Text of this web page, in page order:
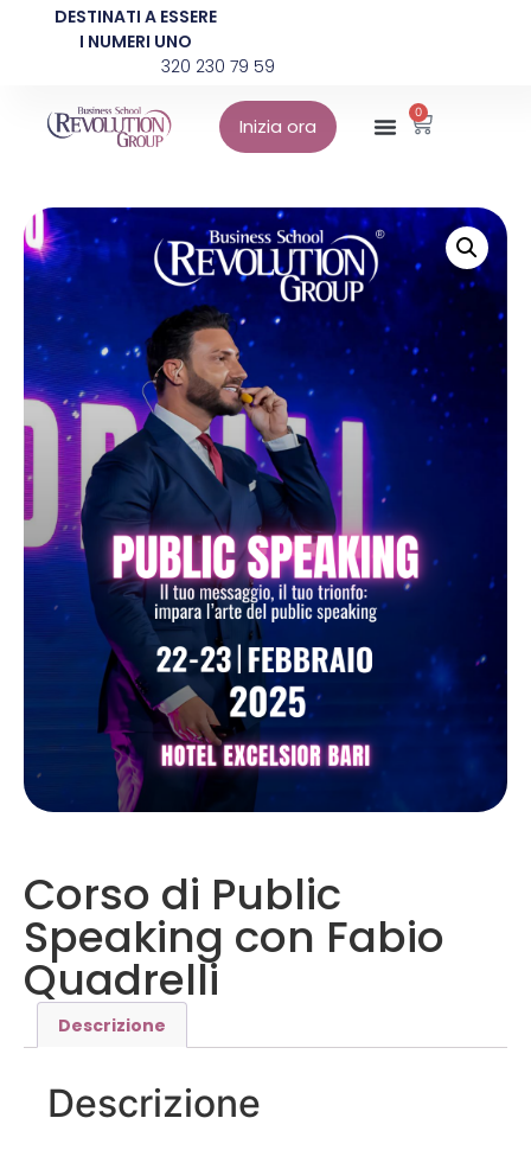
DESTINATI A ESSERE
I NUMERI UNO
320 230 79 59
Inizia ora
0
Corso di Public
Speaking con Fabio
Quadrelli
Descrizione
Descrizione